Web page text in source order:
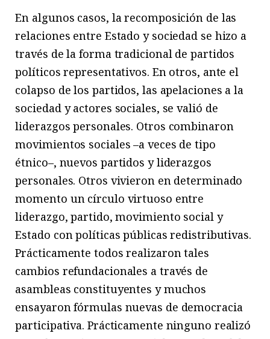
En algunos casos, la recomposición de las
relaciones entre Estado y sociedad se hizo a
través de la forma tradicional de partidos
políticos representativos. En otros, ante el
colapso de los partidos, las apelaciones a la
sociedad y actores sociales, se valió de
liderazgos personales. Otros combinaron
movimientos sociales –a veces de tipo
étnico–, nuevos partidos y liderazgos
personales. Otros vivieron en determinado
momento un círculo virtuoso entre
liderazgo, partido, movimiento social y
Estado con políticas públicas redistributivas.
Prácticamente todos realizaron tales
cambios refundacionales a través de
asambleas constituyentes y muchos
ensayaron fórmulas nuevas de democracia
participativa. Prácticamente ninguno realizó